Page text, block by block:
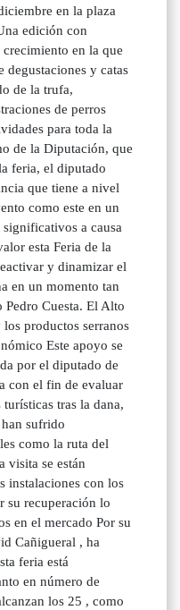
en la plaza
edición con
en la que
degustaciones y catas
de la trufa,
de perros
para toda la
de la Diputación, que
feria, el diputado
que tiene a nivel
como este en un
a causa
esta Feria de la
y dinamizar el
en un momento tan
Cuesta. El Alto
productos serranos
Este apoyo se
por el diputado de
con el fin de evaluar
tras la dana,
sufrido
como la ruta del
visita se están
instalaciones con los
su recuperación lo
en el mercado Por su
Cañigueral , ha
feria está
en número de
los 25 , como